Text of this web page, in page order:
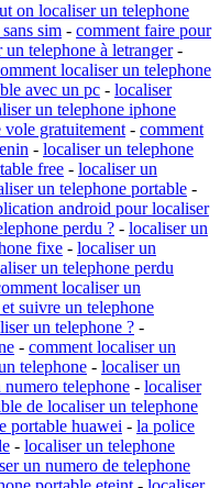
on localiser un telephone
sim - comment faire pour
un telephone à letranger-
localiser un telephone
avec un pc - localiser
un telephone iphone
vole gratuitement - comment
- localiser un telephone
free - localiser un
un telephone portable -
android pour localiser
perdu ? - localiser un
fixe - localiser un
un telephone perdu
localiser un
suivre un telephone
un telephone ? -
- comment localiser un
telephone - localiser un
telephone - localiser
de localiser un telephone
portable huawei - la police
- localiser un telephone
un numero de telephone